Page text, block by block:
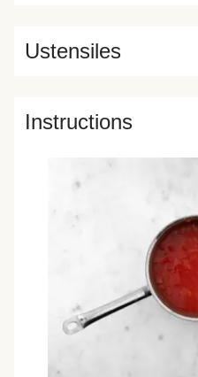
Ustensiles
Instructions